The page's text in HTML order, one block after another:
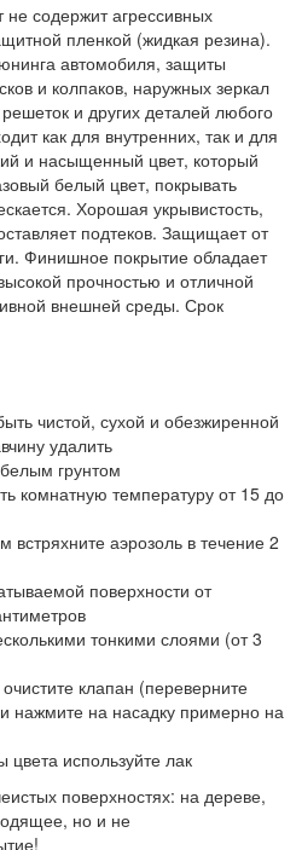
содержит агрессивных
пленкой (жидкая резина).
автомобиля, защиты
и колпаков, наружных зеркал
и других деталей любого
как для внутренних, так и для
и насыщенный цвет, который
белый цвет, покрывать
Хорошая укрывистость,
подтеков. Защищает от
Финишное покрытие обладает
прочностью и отличной
внешней среды. Срок
чистой, сухой и обезжиренной
удалить
грунтом
комнатную температуру от 15 до
встряхните аэрозоль в течение 2
поверхности от
тонкими слоями (от 3
клапан (переверните
нажмите на насадку примерно на
используйте лак
поверхностях: на дереве,
но и не